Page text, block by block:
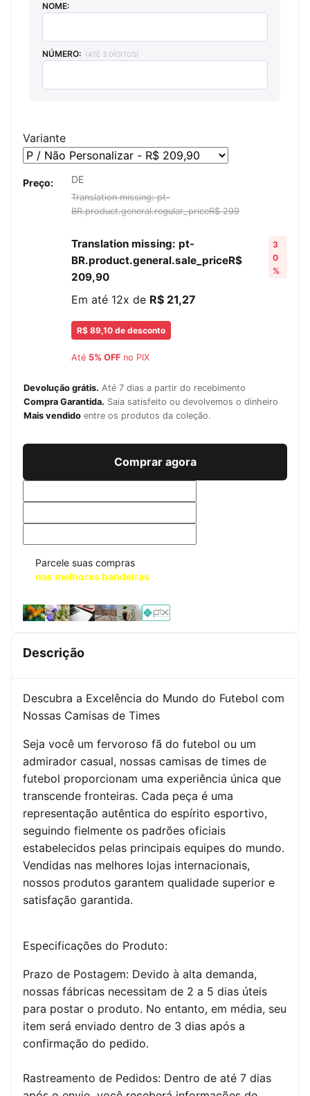
NOME:
NÚMERO: (ATÉ 3 DÍGITOS)
Variante
Preço: DE
Translation missing: pt-
BR.product.general.regular_priceR$ 299
Translation missing: pt-
BR.product.general.sale_priceR$
209,90
3
0
%
Em até 12x de R$ 21,27
R$ 89,10 de desconto
Até 5% OFF no PIX
Devolução grátis. Até 7 dias a partir do recebimento
Compra Garantida. Saia satisfeito ou devolvemos o dinheiro
Mais vendido entre os produtos da coleção.
Comprar agora
Parcele suas compras
nas melhores bandeiras
Descrição
Descubra a Excelência do Mundo do Futebol com
Nossas Camisas de Times
Seja você um fervoroso fã do futebol ou um
admirador casual, nossas camisas de times de
futebol proporcionam uma experiência única que
transcende fronteiras. Cada peça é uma
representação autêntica do espírito esportivo,
seguindo fielmente os padrões oficiais
estabelecidos pelas principais equipes do mundo.
Vendidas nas melhores lojas internacionais,
nossos produtos garantem qualidade superior e
satisfação garantida.
Especificações do Produto:
Prazo de Postagem: Devido à alta demanda,
nossas fábricas necessitam de 2 a 5 dias úteis
para postar o produto. No entanto, em média, seu
item será enviado dentro de 3 dias após a
confirmação do pedido.
Rastreamento de Pedidos: Dentro de até 7 dias